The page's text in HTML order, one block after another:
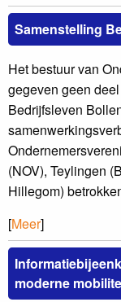
Samenstelling
Het bestuur van
gegeven geen
Bedrijfsleven
(NOV), Teylingen
Hillegom)
[Meer]
moderne